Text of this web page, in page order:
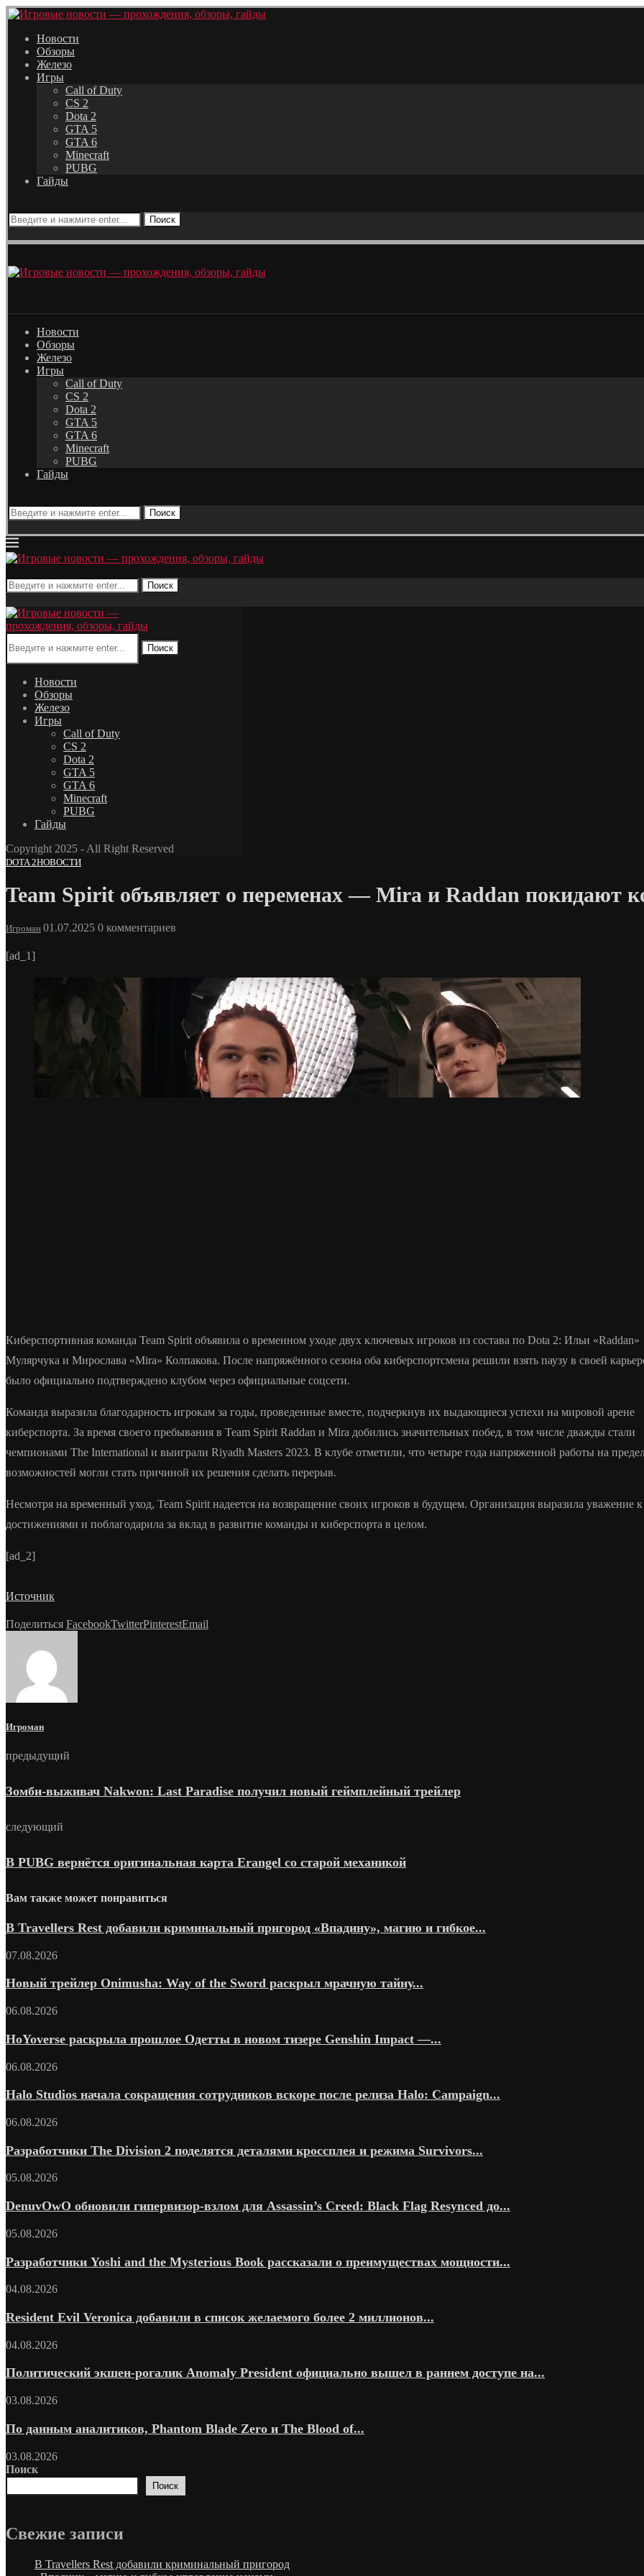
Новости
Обзоры
Железо
Игры
Call of Duty
CS 2
Dota 2
GTA 5
GTA 6
Minecraft
PUBG
Гайды
Поиск
Новости
Обзоры
Железо
Игры
Call of Duty
CS 2
Dota 2
GTA 5
GTA 6
Minecraft
PUBG
Гайды
Поиск
Поиск
Поиск
Новости
Обзоры
Железо
Игры
Call of Duty
CS 2
Dota 2
GTA 5
GTA 6
Minecraft
PUBG
Гайды
Copyright 2025 - All Right Reserved
DOTA 2НОВОСТИ
Team Spirit объявляет о переменах — Mira и Raddan покидают
Игроман 01.07.2025 0 комментариев
[ad_1]
Киберспортивная команда Team Spirit объявила о временном уходе двух ключевых игроков из состава по Dota 2: Ильи «Raddan»
Мулярчука и Мирослава «Mira» Колпакова. После напряжённого сезона оба киберспортсмена решили взять паузу в своей
было официально подтверждено клубом через официальные соцсети.
Команда выразила благодарность игрокам за годы, проведенные вместе, подчеркнув их выдающиеся успехи на мировой арене
киберспорта. За время своего пребывания в Team Spirit Raddan и Mira добились значительных побед, в том числе дважды стали
чемпионами The International и выиграли Riyadh Masters 2023. В клубе отметили, что четыре года напряженной работы на
возможностей могли стать причиной их решения сделать перерыв.
Несмотря на временный уход, Team Spirit надеется на возвращение своих игроков в будущем. Организация выразила уважение
достижениями и поблагодарила за вклад в развитие команды и киберспорта в целом.
[ad_2]
Источник
Поделиться FacebookTwitterPinterestEmail
Игроман
предыдущий
Зомби-выживач Nakwon: Last Paradise получил новый геймплейный трейлер
следующий
В PUBG вернётся оригинальная карта Erangel со старой механикой
Вам также может понравиться
В Travellers Rest добавили криминальный пригород «Впадину», магию и гибкое...
07.08.2026
Новый трейлер Onimusha: Way of the Sword раскрыл мрачную тайну...
06.08.2026
HoYoverse раскрыла прошлое Одетты в новом тизере Genshin Impact —...
06.08.2026
Halo Studios начала сокращения сотрудников вскоре после релиза Halo: Campaign...
06.08.2026
Разработчики The Division 2 поделятся деталями кроссплея и режима Survivors...
05.08.2026
DenuvOwO обновили гипервизор-взлом для Assassin’s Creed: Black Flag Resynced до...
05.08.2026
Разработчики Yoshi and the Mysterious Book рассказали о преимуществах мощности...
04.08.2026
Resident Evil Veronica добавили в список желаемого более 2 миллионов...
04.08.2026
Политический экшен-рогалик Anomaly President официально вышел в раннем доступе на...
03.08.2026
По данным аналитиков, Phantom Blade Zero и The Blood of...
03.08.2026
Поиск
Поиск
Свежие запиcи
В Travellers Rest добавили криминальный пригород